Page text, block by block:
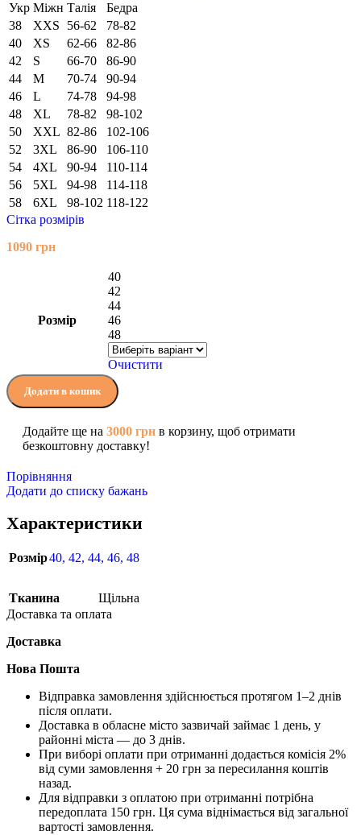
Укр Міжн Талія
Бедра
38
XXS 56-62
78-82
40
XS 62-66
82-86
42
S 66-70
86-90
44
M 70-74
90-94
46
L 74-78
94-98
48
XL 78-82
98-102
50
XXL 82-86
102-106
52
3XL 86-90
106-110
54
4XL 90-94
110-114
56
5XL 94-98
114-118
58
6XL 98-102 118-122
Сітка розмірів
1090 грн
Розмір
40
42
44
46
48
Очистити
Додати в кошик
Додайте ще на 3000 грн в корзину, щоб отримати
безкоштовну доставку!
Порівняння
Додати до списку бажань
Характеристики
Розмір40, 42, 44, 46, 48
Тканина
Щільна
Доставка та оплата
Доставка
Нова Пошта
Відправка замовлення здійснюється протягом 1–2 днів
після оплати.
Доставка в обласне місто зазвичай займає 1 день, у
районні міста — до 3 днів.
При виборі оплати при отриманні додається комісія 2%
від суми замовлення + 20 грн за пересилання коштів
назад.
Для відправки з оплатою при отриманні потрібна
передоплата 150 грн. Ця сума віднімається від загальної
вартості замовлення.